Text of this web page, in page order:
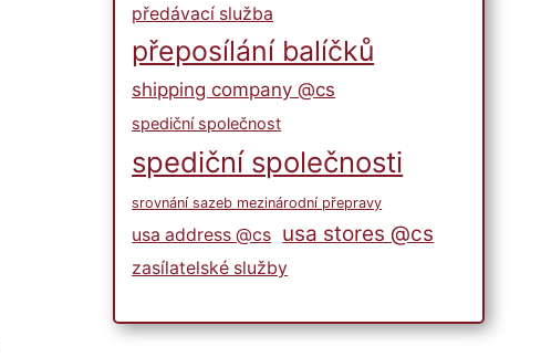
předávací služba
přeposílání balíčků
shipping company @cs
spediční společnost
spediční společnosti
srovnání sazeb mezinárodní přepravy
usa address @cs usa stores @cs
zasílatelské služby